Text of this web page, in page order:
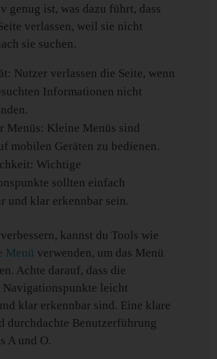
genug ist, was dazu führt, dass
verlassen, weil sie nicht
sie suchen.
Nutzer verlassen die Seite, wenn
Informationen nicht
Menüs: Kleine Menüs sind
mobilen Geräten zu bedienen.
Wichtige
sollten einfach
und klar erkennbar sein.
kannst du Tools wie
Menü verwenden, um das Menü
Achte darauf, dass die
leicht
klar erkennbar sind. Eine klare
durchdachte Benutzerführung
A und O.